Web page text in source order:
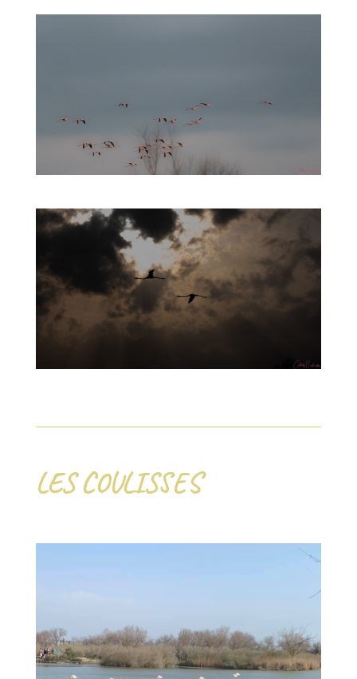
LES COULISSES